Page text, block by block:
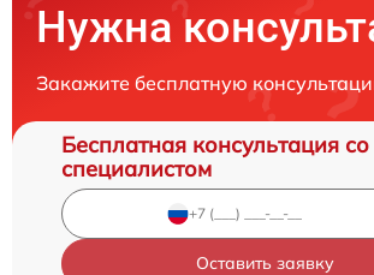
Нужна
Закажите бесплатную
Бесплатная консультация со
специалистом
Оставить заявку